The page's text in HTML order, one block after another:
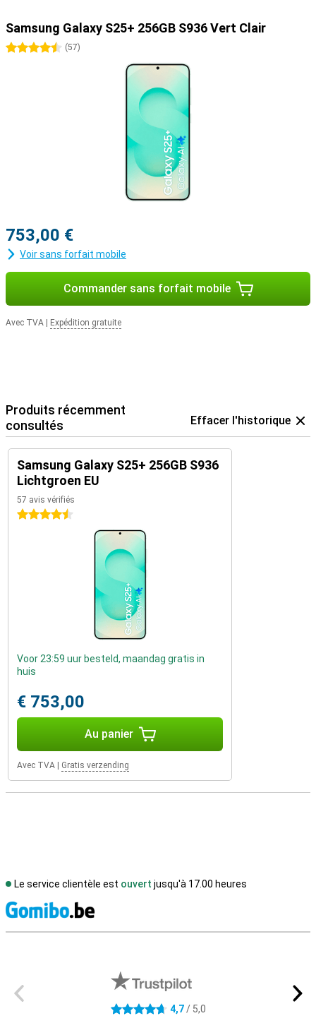
Intégration transparente à l'écosystème Galaxy
Grâce à l'écosystème Galaxy, tous vos appareils Galaxy sont
parfaitement coordonnés entre eux. Par exemple, utilisez votre
Samsung Galaxy S25+ en combinaison avec la Samsung Galaxy
Watch 7 ou la Samsung Galaxy Watch Ultra pour un aperçu optimal
de vos données de santé et de sport. Vous pouvez également
associer votre nouvel appareil au Samsung Galaxy Buds 3 ou au
Samsung Galaxy Buds 3 Pro. Ainsi, vous serez averti lorsque vous
recevrez un appel et vous pourrez y répondre d'une simple pression
Samsung Galaxy S25+ 256GB S936 Vert Clair
4.5 étoiles
(57)
753,00 €
Voir sans forfait mobile
Commander sans forfait mobile
Avec TVA Expédition gratuite
Produits récemment
consultés
Effacer l'historique
Samsung Galaxy S25+ 256GB S936
Lichtgroen EU
57 avis vérifiés
4.5 étoiles
Voor 23:59 uur besteld, maandag gratis in
huis
€ 753,00
Au panier
Avec TVA Gratis verzending
Le service clientèle est ouvert jusqu'à 17.00 heures
4.7 étoiles 4,7/ 5,0